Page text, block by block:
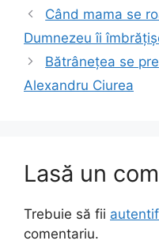
Când mama se
Dumnezeu îi
Bătrânețea se
Alexandru Ciurea
Lasă un
Trebuie să fii
comentariu.